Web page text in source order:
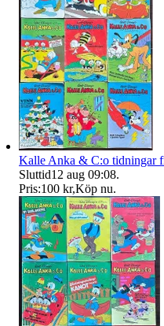
Kalle Anka & C:o tidningar
Sluttid12 aug 09:08.
Pris:100 kr,Köp nu.